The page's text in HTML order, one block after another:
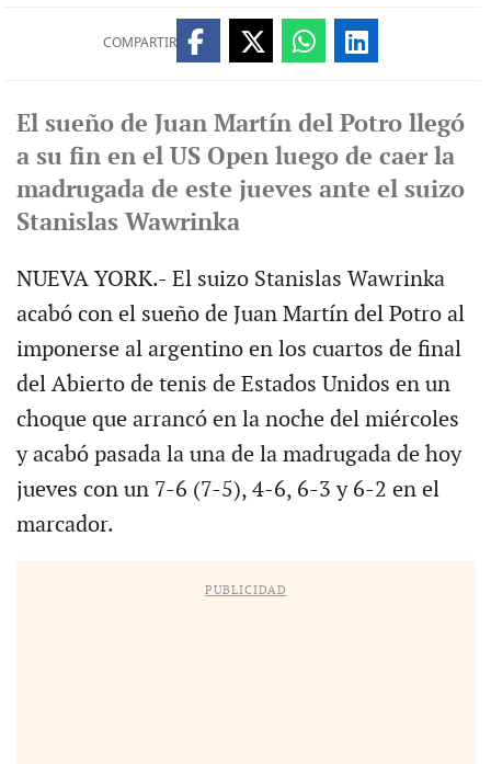
COMPARTIR
El sueño de Juan Martín del Potro llegó
a su fin en el US Open luego de caer la
madrugada de este jueves ante el suizo
Stanislas Wawrinka
NUEVA YORK.- El suizo Stanislas Wawrinka
acabó con el sueño de Juan Martín del Potro al
imponerse al argentino en los cuartos de final
del Abierto de tenis de Estados Unidos en un
choque que arrancó en la noche del miércoles
y acabó pasada la una de la madrugada de hoy
jueves con un 7-6 (7-5), 4-6, 6-3 y 6-2 en el
marcador.
PUBLICIDAD